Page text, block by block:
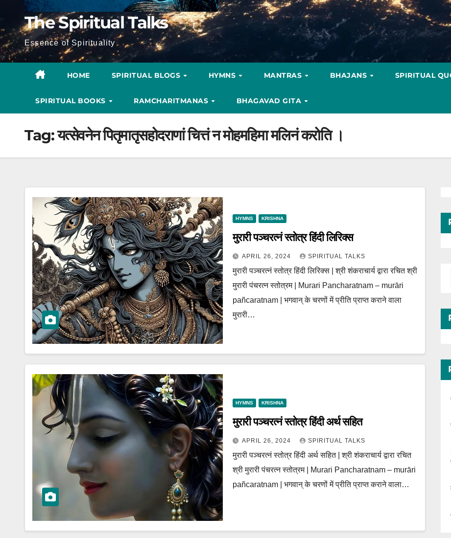
The Spiritual Talks
Essence of Spirituality
HOME SPIRITUAL BLOGS HYMNS MANTRAS BHAJANS SPIRITUAL
SPIRITUAL BOOKS RAMCHARITMANAS BHAGAVAD GITA
Tag:यत्सेवनेन पितृमातृसहोदराणां चित्तं न मोहमहिमा मलिनं करोति ।
HYMNS KRISHNA
मुरारी पञ्चरत्नं स्तोत्र हिंदी लिरिक्स
APRIL 26, 2024 SPIRITUAL TALKS
मुरारी पञ्चरत्नं स्तोत्र हिंदी लिरिक्स | श्री शंकराचार्य द्वारा रचित श्री
मुरारी पंचरत्न स्तोत्रम | Murari Pancharatnam – murāri
pañcaratnam | भगवान् के चरणों में प्रीति प्राप्त कराने वाला
मुरारी…
HYMNS KRISHNA
मुरारी पञ्चरत्नं स्तोत्र हिंदी अर्थ सहित
APRIL 26, 2024 SPIRITUAL TALKS
मुरारी पञ्चरत्नं स्तोत्र हिंदी अर्थ सहित | श्री शंकराचार्य द्वारा रचित
श्री मुरारी पंचरत्न स्तोत्रम | Murari Pancharatnam – murāri
pañcaratnam | भगवान् के चरणों में प्रीति प्राप्त कराने वाला…